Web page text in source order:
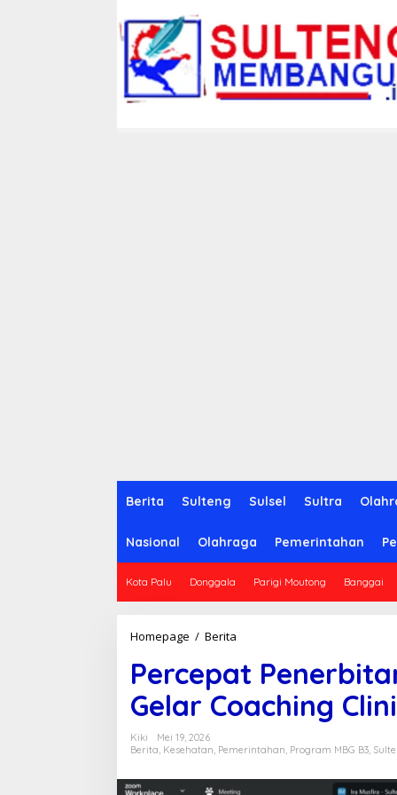
Berita Sulteng Sulsel Sultra
Nasional Olahraga Pemerintahan
Kota Palu Donggala Parigi Moutong Banggai
Homepage / Berita
r
c
e
p
t
e
Percepat
Gelar Coaching
Kiki
Mei 19, 2026
Berita, Kesehatan, Pemerintahan, Program MBG B3,